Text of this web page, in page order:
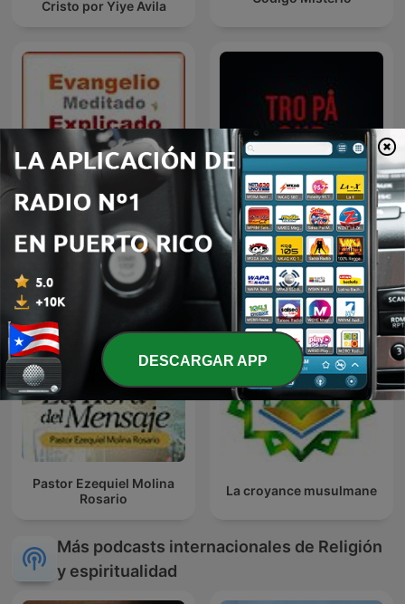
Cristo por Yiye Avila
Evangelio meditado y
explicado
Tro på Gud
Pastor Ezequiel Molina
Rosario
La croyance musulmane
Más podcasts internacionales de Religión
y espiritualidad
DESCARGAR APP